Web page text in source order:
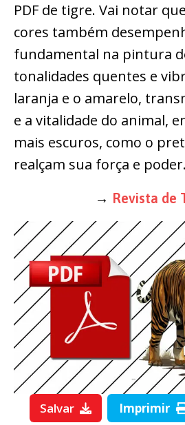
PDF de tigre. Vai notar
cores também
fundamental na pintura
tonalidades quentes e
laranja e o amarelo,
e a vitalidade do animal,
mais escuros, como o
realçam sua força e poder.
→ Revista de
Salvar Imprimir